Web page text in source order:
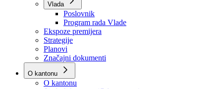
*Zaključci
*Poslanička pitanja
Vlada
Poslovnik
Program rada Vlade
Ekspoze premijera
Strategije
Planovi
Značajni dokumenti